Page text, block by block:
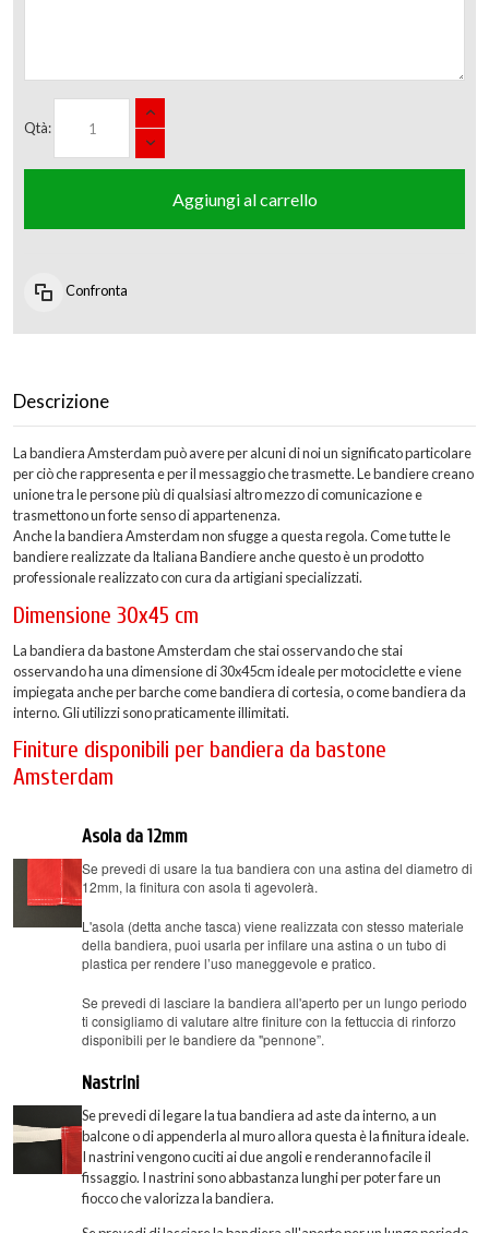
Qtà:
Aggiungi al carrello
Confronta
Descrizione
La bandiera Amsterdam può avere per alcuni di noi un significato particolare
per ciò che rappresenta e per il messaggio che trasmette. Le bandiere creano
unione tra le persone più di qualsiasi altro mezzo di comunicazione e
trasmettono un forte senso di appartenenza.
Anche la bandiera Amsterdam non sfugge a questa regola. Come tutte le
bandiere realizzate da Italiana Bandiere anche questo è un prodotto
professionale realizzato con cura da artigiani specializzati.
Dimensione 30x45 cm
La bandiera da bastone Amsterdam che stai osservando che stai
osservando ha una dimensione di 30x45cm ideale per motociclette e viene
impiegata anche per barche come bandiera di cortesia, o come bandiera da
interno. Gli utilizzi sono praticamente illimitati.
Finiture disponibili per bandiera da bastone
Amsterdam
Asola da 12mm
Se prevedi di usare la tua bandiera con una astina del diametro di
12mm, la finitura con asola ti agevolerà.
L'asola (detta anche tasca) viene realizzata con stesso materiale
della bandiera, puoi usarla per infilare una astina o un tubo di
plastica per rendere l’uso maneggevole e pratico.
Se prevedi di lasciare la bandiera all'aperto per un lungo periodo
ti consigliamo di valutare altre finiture con la fettuccia di rinforzo
disponibili per le bandiere da "pennone”.
Nastrini
Se prevedi di legare la tua bandiera ad aste da interno, a un
balcone o di appenderla al muro allora questa è la finitura ideale.
I nastrini vengono cuciti ai due angoli e renderanno facile il
fissaggio. I nastrini sono abbastanza lunghi per poter fare un
fiocco che valorizza la bandiera.